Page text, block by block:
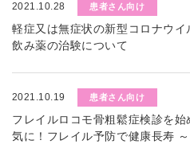
2021.10.28 患者さん向け
軽症又は無症状の新型コロナウ
飲み薬の治験について
2021.10.19 患者さん向け
フレイルロコモ骨粗鬆症検診を
気に！フレイル予防で健康長寿 ～